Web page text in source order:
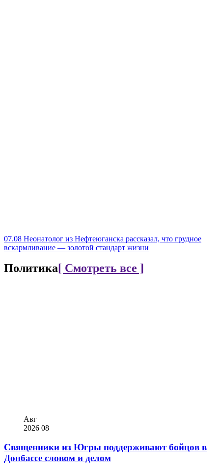
07.08 Неонатолог из Нефтеюганска рассказал, что грудное
вскармливание — золотой стандарт жизни
Политика[ Смотреть все ]
Авг
2026 08
Священники из Югры поддерживают бойцов в
Донбассе словом и делом